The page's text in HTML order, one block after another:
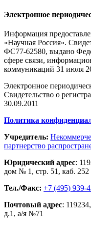
Электронное
Информация
«Научная Россия».
ФС77-62580, выдано
сфере связи,
коммуникаций 31 июля
Электронное
Свидетельство о
30.09.2011
Политика
Учредитель:
партнерство
Юридический адрес:
дом № 1, стр. 51 , каб. 252
Тел./Факс: +7 (495) 939-
Почтовый адрес: 119234
д.1 , а/я №71